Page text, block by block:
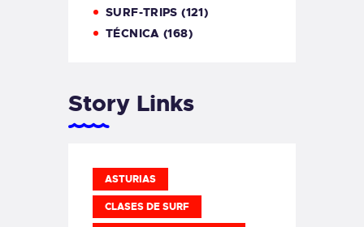
SURF-TRIPS (121)
TÉCNICA (168)
Story Links
ASTURIAS
CLASES DE SURF